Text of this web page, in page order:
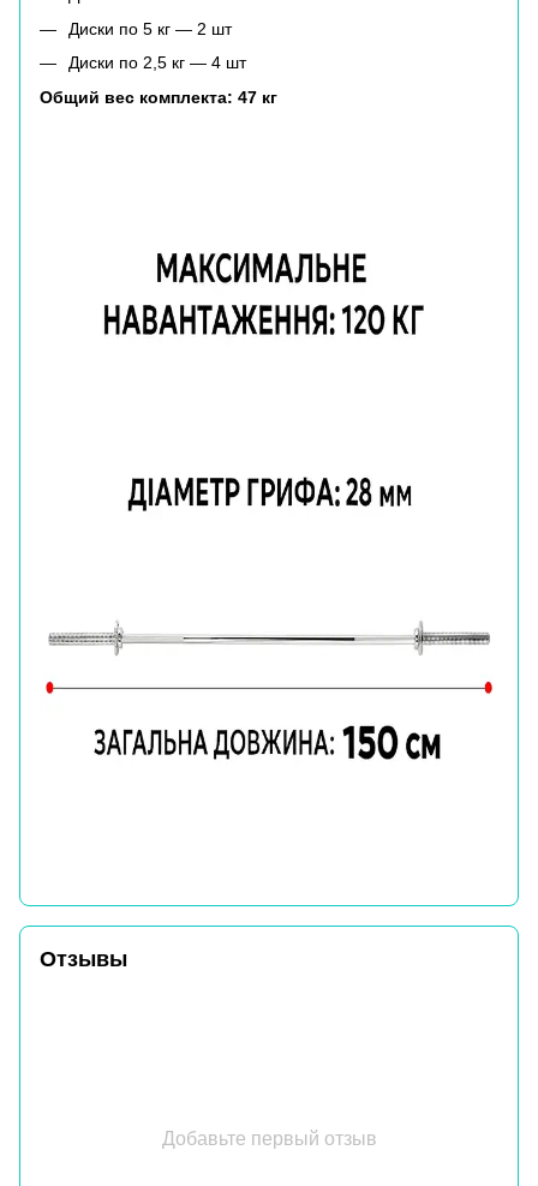
Диски по 5 кг — 2 шт
Диски по 2,5 кг — 4 шт
Общий вес комплекта: 47 кг
Отзывы
Добавьте первый отзыв